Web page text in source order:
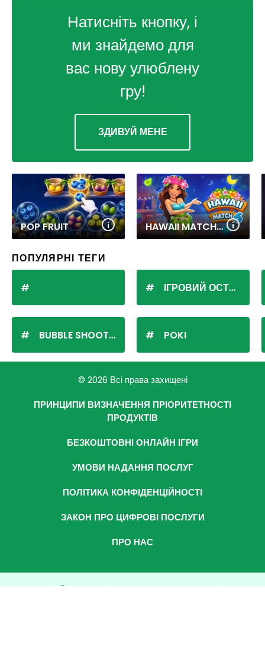
Натисніть кнопку, і
ми знайдемо для
вас нову улюблену
гру!
ЗДИВУЙ МЕНЕ
POP FRUIT HAWAII MATCH 6
ПОПУЛЯРНІ ТЕГИ
BUBBLE SHOOTER
ІГРОВИЙ ОСТРІВ
POKI
© 2026 Всі права захищені
ПРИНЦИПИ ВИЗНАЧЕННЯ ПРІОРИТЕТНОСТІ
ПРОДУКТІВ
БЕЗКОШТОВНІ ОНЛАЙН ІГРИ
УМОВИ НАДАННЯ ПОСЛУГ
ПОЛІТИКА КОНФІДЕНЦІЙНОСТІ
ЗАКОН ПРО ЦИФРОВІ ПОСЛУГИ
ПРО НАС